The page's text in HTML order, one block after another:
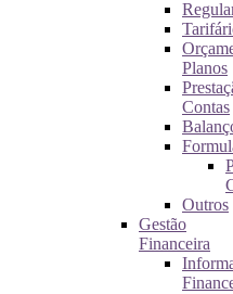
Planos
Contas
Outros
Gestão
Financeira